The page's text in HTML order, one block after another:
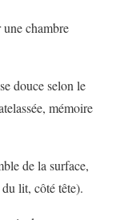
une chambre
douce selon le
mémoire
de la surface,
lit, côté tête).